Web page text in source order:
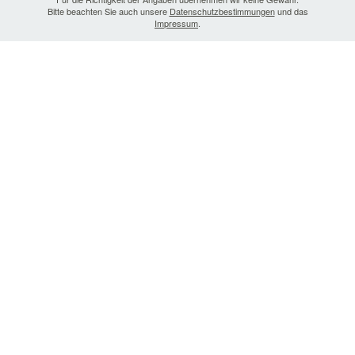
Bitte beachten Sie auch unsere Datenschutzbestimmungenund das
Impressum.